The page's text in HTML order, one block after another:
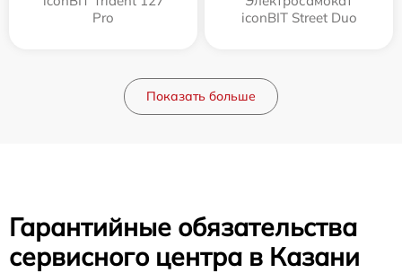
Pro
iconBIT Street Duo
Показать больше
Гарантийные обязательства
сервисного центра в Казани